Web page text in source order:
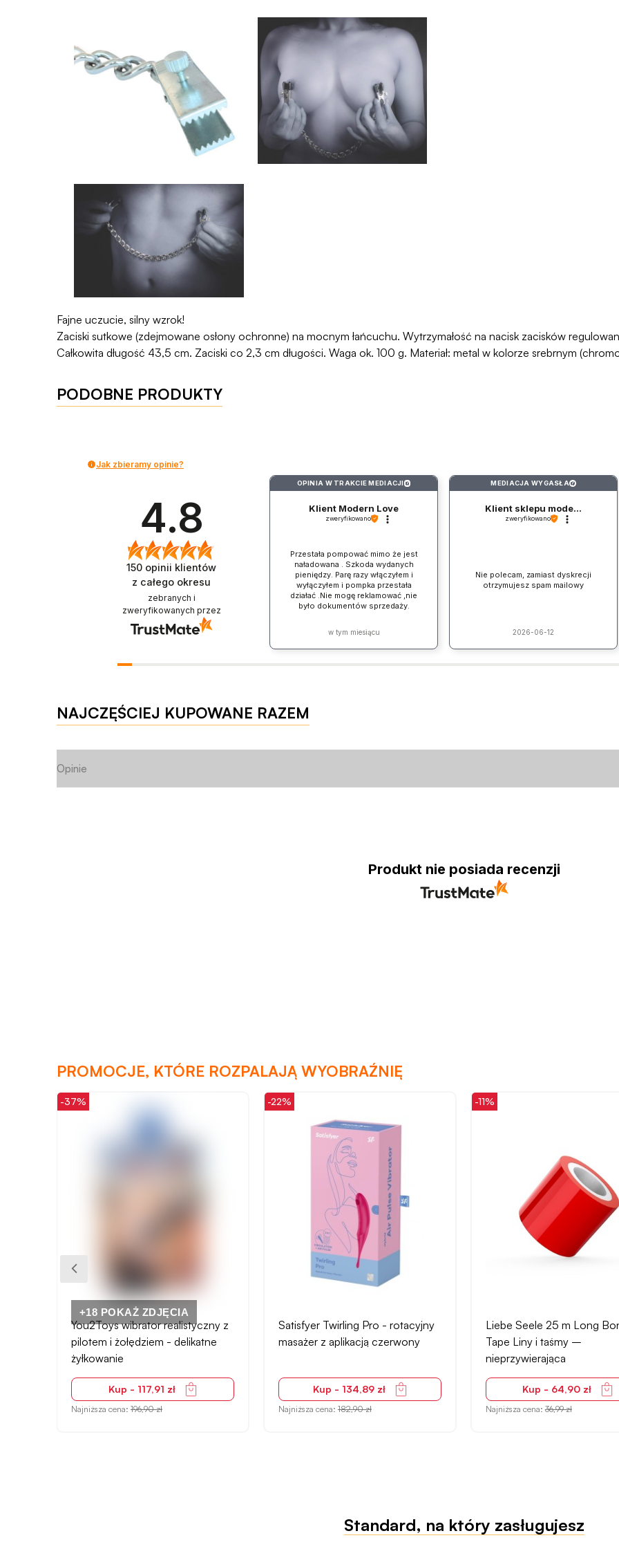
Fajne uczucie, silny wzrok!
Zaciski sutkowe (zdejmowane osłony ochronne) na mocnym łańcuchu. Wytrzymałość na nacisk zacisków
Całkowita długość 43,5 cm. Zaciski co 2,3 cm długości. Waga ok. 100 g. Materiał: metal w kolorze srebrnym
PODOBNE PRODUKTY
Jak zbieramy opinie?
4.8
150 opinii klientów
z całego okresu
zebranych i
zweryfikowanych przez
OPINIA W TRAKCIE MEDIACJI ?
Klient Modern Love
zweryfikowano
Przestała pompować mimo że jest
naładowana . Szkoda wydanych
pieniędzy. Parę razy włączyłem i
wyłączyłem i pompka przestała
działać .Nie mogę reklamować ,nie
było dokumentów sprzedaży.
w tym miesiącu
MEDIACJA WYGASŁA ?
Klient sklepu mode...
zweryfikowano
Nie polecam, zamiast dyskrecji
otrzymujesz spam mailowy
2026-06-12
NAJCZĘŚCIEJ KUPOWANE RAZEM
Opinie
Produkt nie posiada recenzji
PROMOCJE, KTÓRE ROZPALAJĄ WYOBRAŹNIĘ
-22%
Satisfyer Twirling Pro - rotacyjny
masażer z aplikacją czerwony
Kup - 134,89 zł
Najniższa cena: 182,90 zł
-11%
Liebe Seele 25 m Long Bondage
Tape Liny i taśmy –
Kup - 64,90 zł
Najniższa cena: 36,99 zł
-11%
Liebe Seele Gold Nipple
klamerki na sutki –
złote
Kup - 83,90 zł
Najniższa cena:98,90 zł
Standard, na który zasługujesz